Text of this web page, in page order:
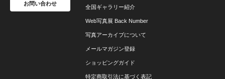
全国ギャラリー紹介
Web写真展 Back Number
写真アーカイブについて
メールマガジン登録
ショッピングガイド
特定商取引法に基づく表記
お問い合わせ